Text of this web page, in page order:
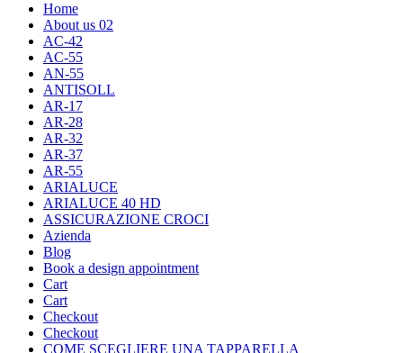
Home
About us 02
AC-42
AC-55
AN-55
ANTISOLL
AR-17
AR-28
AR-32
AR-37
AR-55
ARIALUCE
ARIALUCE 40 HD
ASSICURAZIONE CROCI
Azienda
Blog
Book a design appointment
Cart
Cart
Checkout
Checkout
COME SCEGLIERE UNA TAPPARELLA